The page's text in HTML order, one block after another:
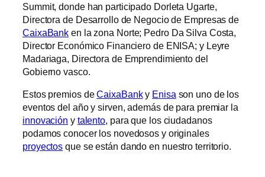
Summit, donde han participado Dorleta Ugarte,
Directora de Desarrollo de Negocio de Empresas de
CaixaBank en la zona Norte; Pedro Da Silva Costa,
Director Económico Financiero de ENISA; y Leyre
Madariaga, Directora de Emprendimiento del
Gobierno vasco.
Estos premios deCaixaBanky Enisa son uno de los
eventos del año y sirven, además de para premiar la
innovación y talento, para que los ciudadanos
podamos conocer los novedosos y originales
proyectos que se están dando en nuestro territorio.